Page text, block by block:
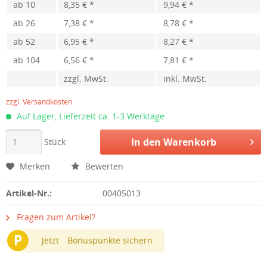
ab 10 8,35 € *
9,94 € *
ab 26 7,38 € *
8,78 € *
ab 52 6,95 € *
8,27 € *
ab 104 6,56 € *
7,81 € *
zzgl. MwSt.
inkl. MwSt.
zzgl. Versandkosten
Auf Lager, Lieferzeit ca. 1-3 Werktage
Stück In den Warenkorb
Merken Bewerten
Artikel-Nr.: 00405013
Fragen zum Artikel?
P Jetzt Bonuspunkte sichern